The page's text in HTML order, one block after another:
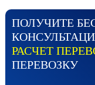
ПОЛУЧИТЕ
РАСЧЕТ
ПЕРЕВОЗКУ